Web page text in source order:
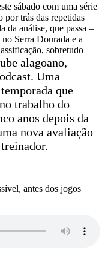
sábado com uma série
por trás das repetidas
da análise, que passa –
Serra Dourada e a
sobretudo
alagoano,
Uma
que
trabalho do
anos depois da
nova avaliação
antes dos jogos